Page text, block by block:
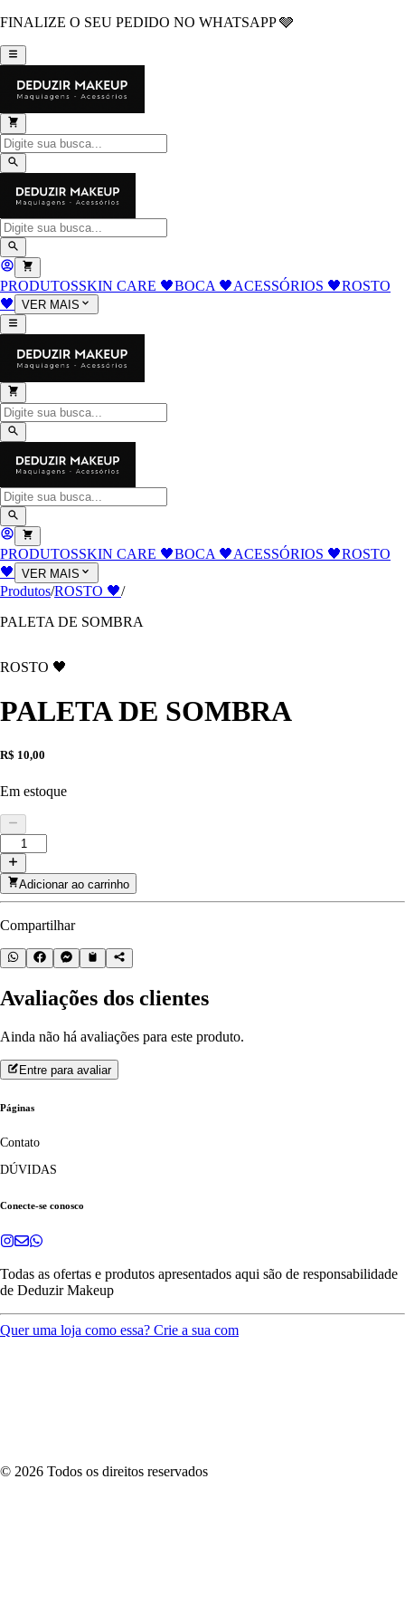
FINALIZE O SEU PEDIDO NO WHATSAPP 🩶
PRODUTOSSKIN CARE 🖤BOCA 🖤ACESSÓRIOS 🖤ROSTO
🖤
VER MAIS
PRODUTOSSKIN CARE 🖤BOCA 🖤ACESSÓRIOS 🖤ROSTO
🖤
VER MAIS
Produtos/ROSTO 🖤/
PALETA DE SOMBRA
ROSTO 🖤
PALETA DE SOMBRA
R$ 10,00
Em estoque
Adicionar ao carrinho
Compartilhar
Avaliações dos clientes
Ainda não há avaliações para este produto.
Entre para avaliar
Páginas
Contato
DÚVIDAS
Conecte-se conosco
Todas as ofertas e produtos apresentados aqui são de responsabilidade
de Deduzir Makeup
Quer uma loja como essa? Crie a sua com
© 2026 Todos os direitos reservados